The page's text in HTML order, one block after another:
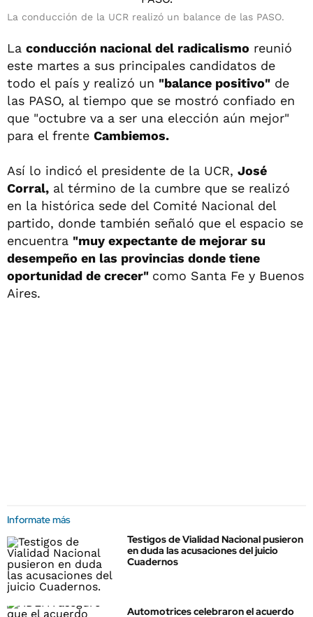
La conducción de la UCR realizó un balance de las PASO.
La conducción nacional del radicalismo reunió
este martes a sus principales candidatos de
todo el país y realizó un "balance positivo" de
las PASO, al tiempo que se mostró confiado en
que "octubre va a ser una elección aún mejor"
para el frente Cambiemos.
Así lo indicó el presidente de la UCR, José
Corral, al término de la cumbre que se realizó
en la histórica sede del Comité Nacional del
partido, donde también señaló que el espacio se
encuentra "muy expectante de mejorar su
desempeño en las provincias donde tiene
oportunidad de crecer" como Santa Fe y Buenos
Aires.
Informate más
Testigos de Vialidad Nacional pusieron
en duda las acusaciones del juicio
Cuadernos
Automotrices celebraron el acuerdo